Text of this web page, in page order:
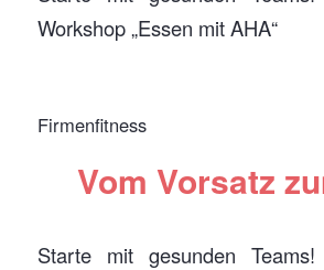
Workshop „Essen mit AHA“
Firmenfitness
Vom Vorsatz
Starte mit gesunden Teams!